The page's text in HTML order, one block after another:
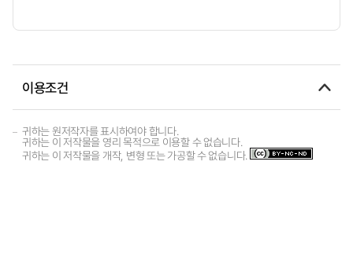
이용조건
귀하는 원저작자를 표시하여야 합니다.
귀하는 이 저작물을 영리 목적으로 이용할 수 없습니다.
귀하는 이 저작물을 개작, 변형 또는 가공할 수 없습니다.